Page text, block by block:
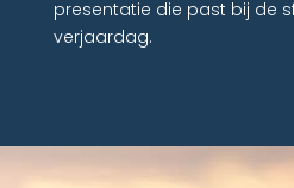
presentatie die past bij de
verjaardag.